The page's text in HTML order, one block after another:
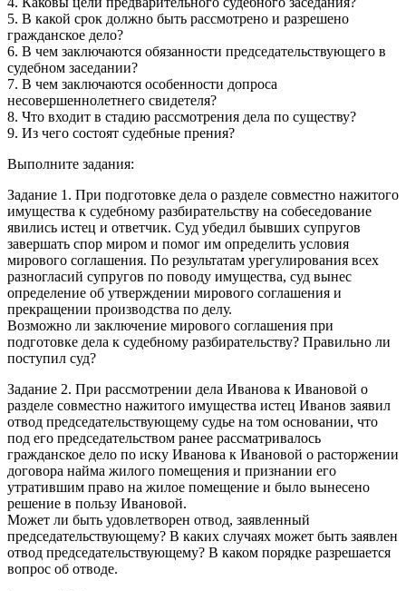
5. В какой срок должно быть рассмотрено и разрешено
гражданское дело?
6. В чем заключаются обязанности председательствующего в
судебном заседании?
7. В чем заключаются особенности допроса
несовершеннолетнего свидетеля?
8. Что входит в стадию рассмотрения дела по существу?
9. Из чего состоят судебные прения?
Выполните задания:
Задание 1. При подготовке дела о разделе совместно нажитого
имущества к судебному разбирательству на собеседование
явились истец и ответчик. Суд убедил бывших супругов
завершать спор миром и помог им определить условия
мирового соглашения. По результатам урегулирования всех
разногласий супругов по поводу имущества, суд вынес
определение об утверждении мирового соглашения и
прекращении производства по делу.
Возможно ли заключение мирового соглашения при
подготовке дела к судебному разбирательству? Правильно ли
поступил суд?
Задание 2. При рассмотрении дела Иванова к Ивановой о
разделе совместно нажитого имущества истец Иванов заявил
отвод председательствующему судье на том основании, что
под его председательством ранее рассматривалось
гражданское дело по иску Иванова к Ивановой о расторжении
договора найма жилого помещения и признании его
утратившим право на жилое помещение и было вынесено
решение в пользу Ивановой.
Может ли быть удовлетворен отвод, заявленный
председательствующему? В каких случаях может быть заявлен
отвод председательствующему? В каком порядке разрешается
вопрос об отводе.